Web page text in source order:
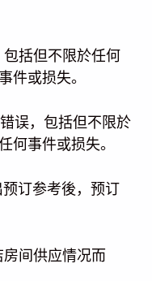
括但不限於任何
件或损失。
误，包括但不限於
何事件或损失。
订参考後，预订
房间供应情况而